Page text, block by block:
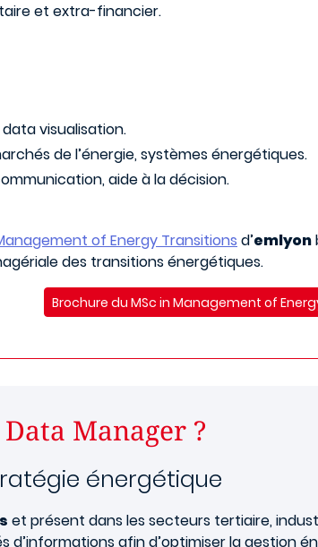
et extra-financier.
data visualisation.
de l’énergie, systèmes énergétiques.
aide à la décision.
of Energy Transitions d’emlyon
des transitions énergétiques.
Brochure du MSc in Management of
Data Manager ?
énergétique
et présent dans les secteurs tertiaire,
afin d’optimiser la gestion